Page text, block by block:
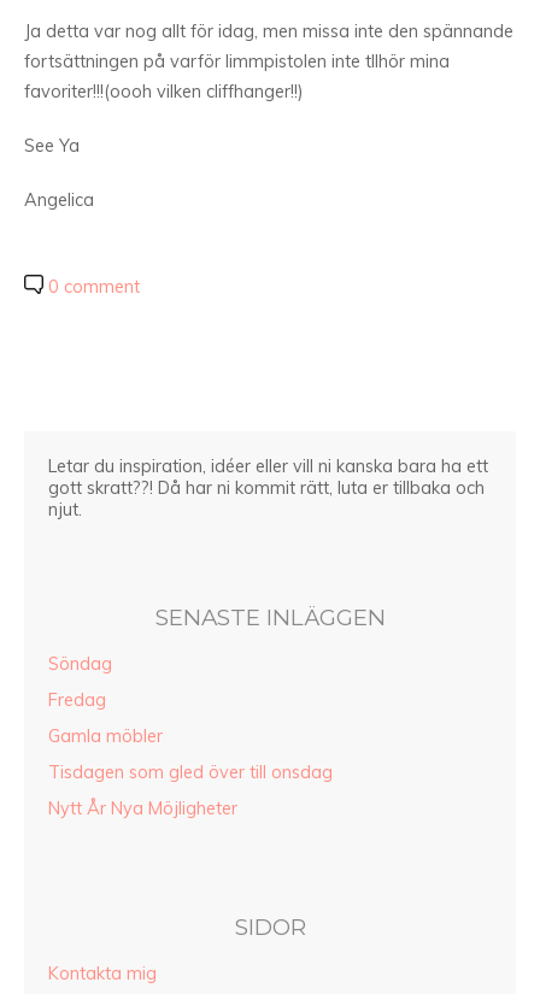
Ja detta var nog allt för idag, men missa inte den spännande
fortsättningen på varför limmpistolen inte tllhör mina
favoriter!!!(oooh vilken cliffhanger!!)
See Ya
Angelica
0 comment
Letar du inspiration, idéer eller vill ni kanska bara ha ett
gott skratt??! Då har ni kommit rätt, luta er tillbaka och
njut.
SENASTE INLÄGGEN
Söndag
Fredag
Gamla möbler
Tisdagen som gled över till onsdag
Nytt År Nya Möjligheter
SIDOR
Kontakta mig